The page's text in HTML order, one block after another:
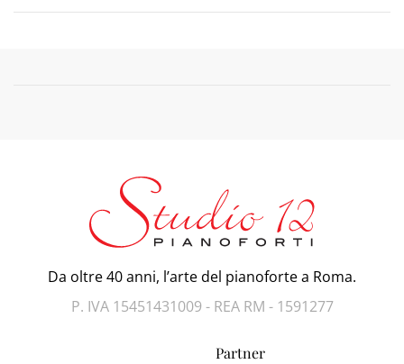
Da oltre 40 anni, l’arte del pianoforte a Roma.
P. IVA 15451431009 - REA RM - 1591277
Partner